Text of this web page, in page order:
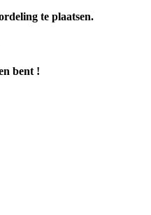
te plaatsen.
bent !